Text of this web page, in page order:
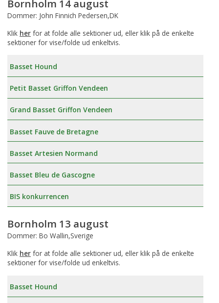
Bornholm 14 august
Dommer: John Finnich Pedersen,DK
Klik her for at folde alle sektioner ud, eller klik på de enkelte
sektioner for vise/folde ud enkeltvis.
Basset Hound
Petit Basset Griffon Vendeen
Grand Basset Griffon Vendeen
Basset Fauve de Bretagne
Basset Artesien Normand
Basset Bleu de Gascogne
BIS konkurrencen
Bornholm 13 august
Dommer: Bo Wallin,Sverige
Klik her for at folde alle sektioner ud, eller klik på de enkelte
sektioner for vise/folde ud enkeltvis.
Basset Hound